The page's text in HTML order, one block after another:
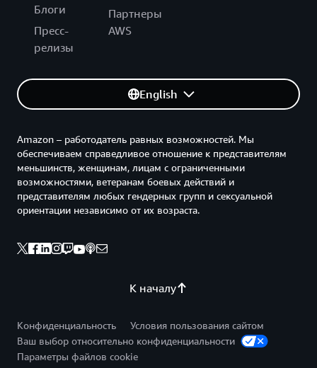
Блоги
Пресс-
релизы
Партнеры
AWS
English
К началу
Amazon – работодатель равных возможностей. Мы
обеспечиваем справедливое отношение к представителям
меньшинств, женщинам, лицам с ограниченными
возможностями, ветеранам боевых действий и
представителям любых гендерных групп и сексуальной
ориентации независимо от их возраста.
Конфиденциальность
Условия пользования сайтом
Ваш выбор относительно конфиденциальности
Параметры файлов cookie